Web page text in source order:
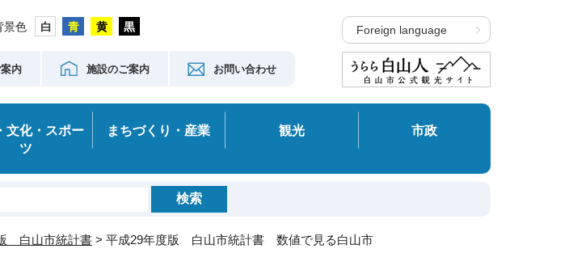
景色
内 施設のご案内 お問い合わせ
Foreign language
文化・スポー
ツ
まちづくり・産業 観光 市政
白山市統計書 > 平成29年度版 白山市統計書 数値で見る白山市